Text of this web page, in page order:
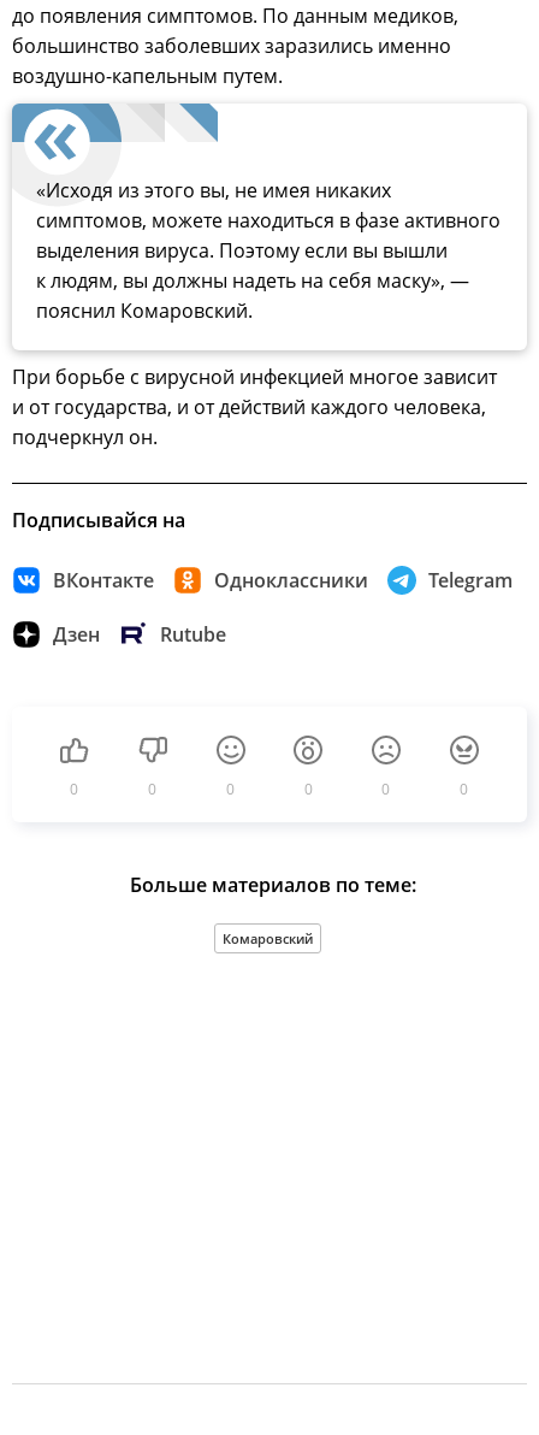
до появления симптомов. По данным медиков,
большинство заболевших заразились именно
воздушно-капельным путем.
«Исходя из этого вы, не имея никаких
симптомов, можете находиться в фазе активного
выделения вируса. Поэтому если вы вышли
к людям, вы должны надеть на себя маску», —
пояснил Комаровский.
При борьбе с вирусной инфекцией многое зависит
и от государства, и от действий каждого человека,
подчеркнул он.
Подписывайся на
ВКонтакте Одноклассники Telegram
Дзен Rutube
0 0 0 0 0 0
Больше материалов по теме:
Комаровский